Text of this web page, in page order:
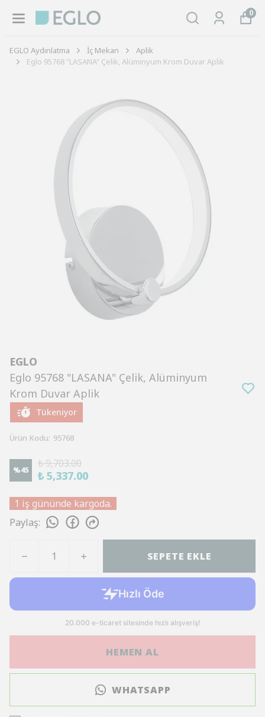
0
EGLO Aydınlatma İç Mekan
Aplik
Eglo 95768 "LASANA" Çelik, Alüminyum Krom Duvar Aplik
EGLO
Eglo 95768 "LASANA" Çelik, Alüminyum
Krom Duvar Aplik
Tükeniyor
Ürün Kodu: 95768
%45
₺ 9,703.00
₺ 5,337.00
1 iş gününde kargoda.
Paylaş:
SEPETE EKLE
HEMEN AL
WHATSAPP